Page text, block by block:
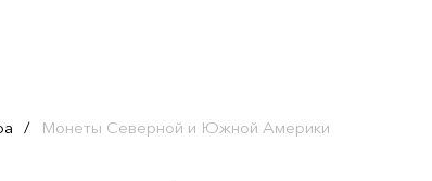
/ Монеты Северной и Южной Америки